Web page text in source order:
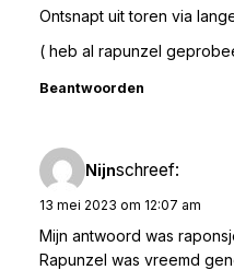
Ontsnapt uit toren via
( heb al rapunzel
Beantwoorden
Nijnschreef:
13 mei 2023 om 12:07 am
Mijn antwoord was
Rapunzel was vreemd